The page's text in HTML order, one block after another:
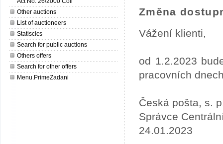
Other auctions
List of auctioneers
Statiscics
Search for public auctions
Others offers
Search for other offers
Menu.PrimeZadani
Změna
Vážení klienti,
od 1.2.2023
pracovních
Česká pošta, s.
Správce
24.01.2023